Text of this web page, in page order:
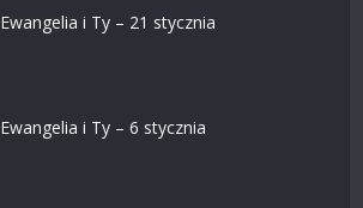
Ewangelia i Ty – 21 stycznia
Ewangelia i Ty – 6 stycznia